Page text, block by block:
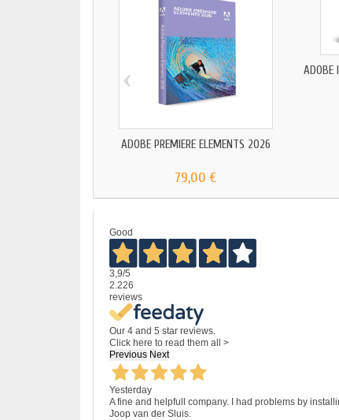
ADOBE PREMIERE ELEMENTS 2026
79,00 €
ADOBE
‹
Good
3,9/5
2.226
reviews
Our 4 and 5 star reviews.
Click here to read them all >
Previous Next
Yesterday
A fine and helpfull company. I had problems by
Joop van der Sluis.